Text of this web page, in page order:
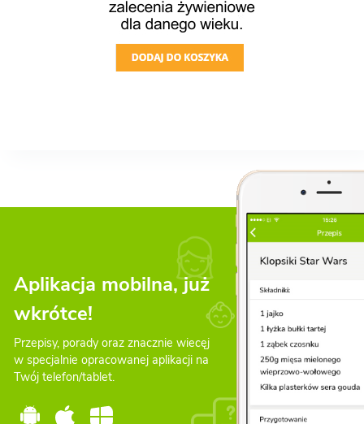
Aplikacja mobilna, już
wkrótce!
Przepisy, porady oraz znacznie wiecęj
w specjalnie opracowanej aplikacji na
Twój telefon/tablet.